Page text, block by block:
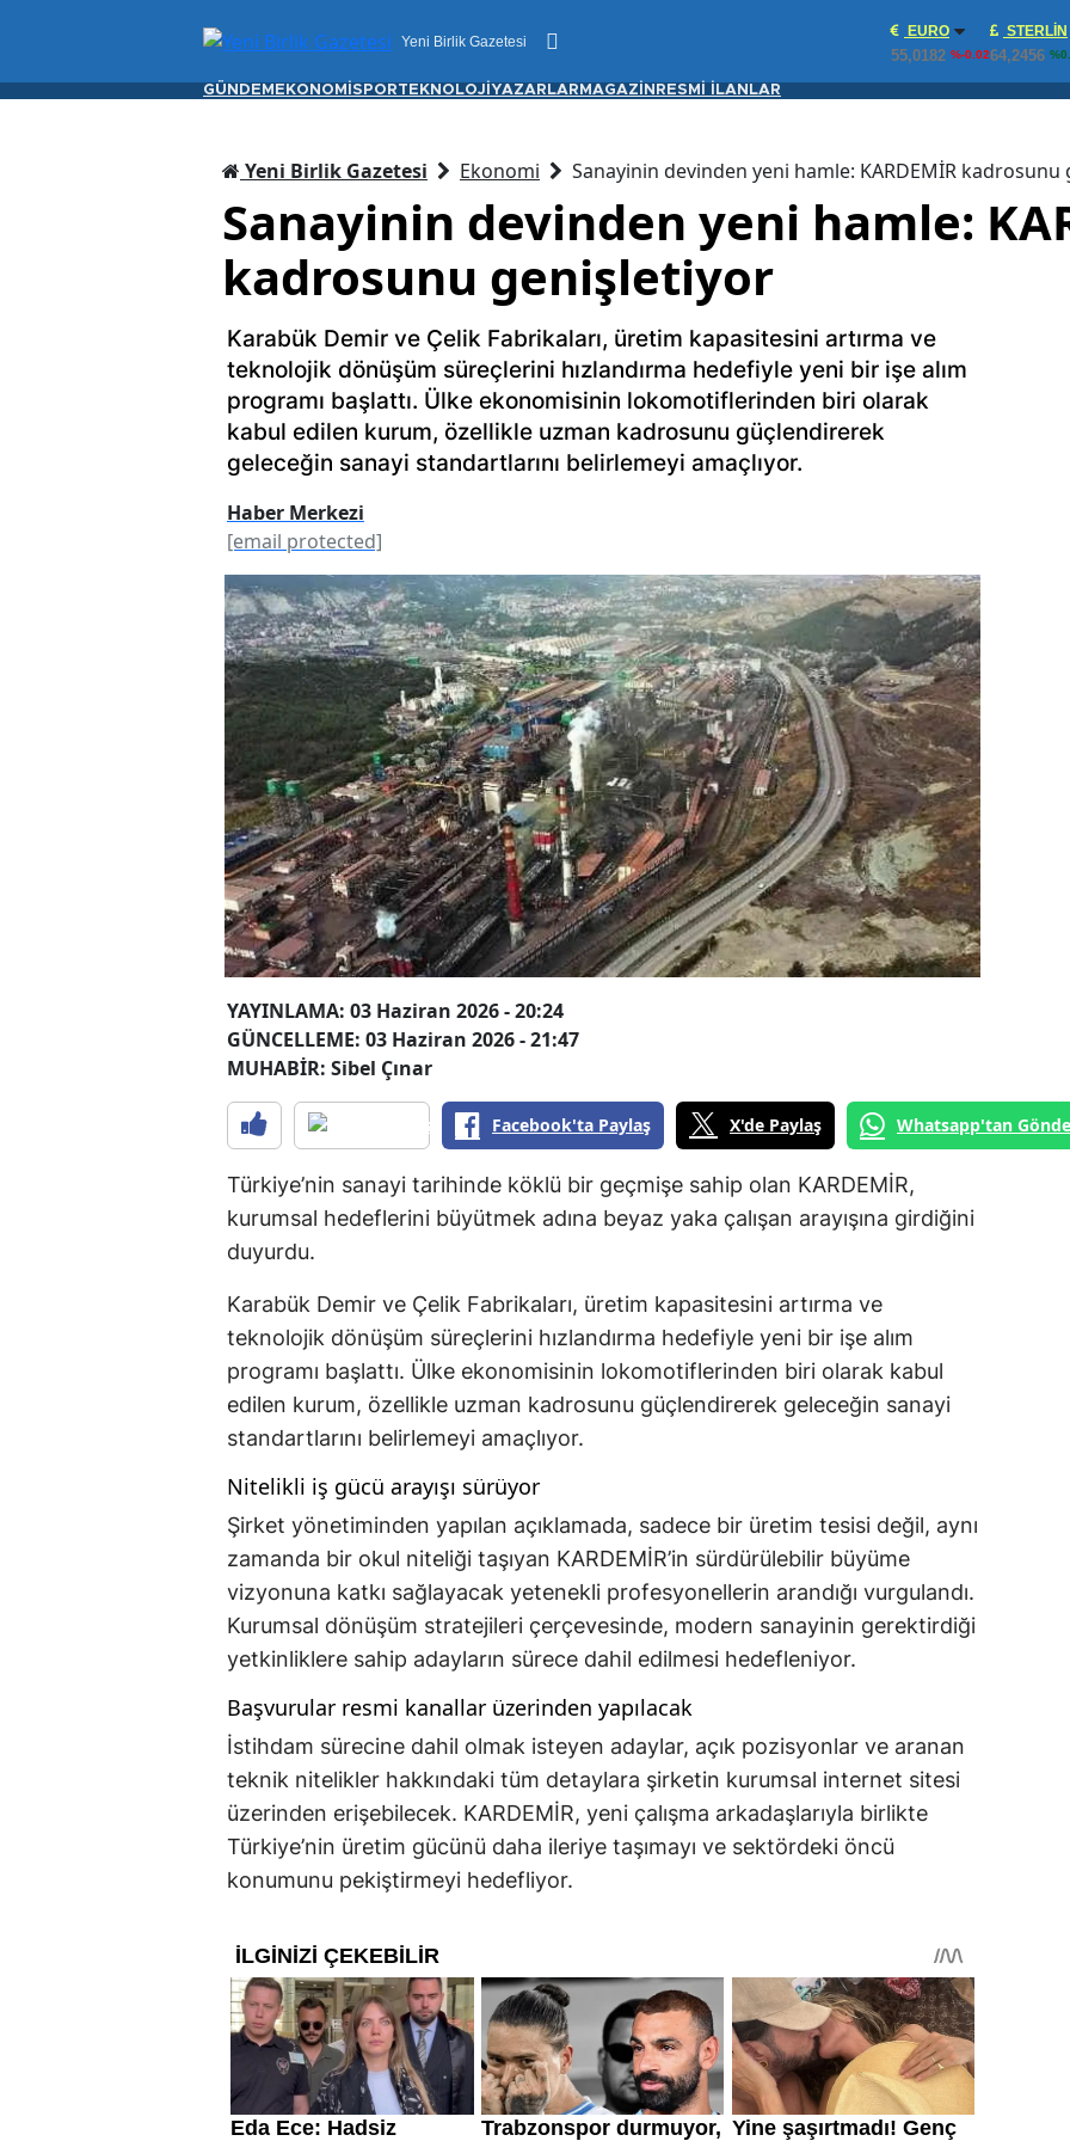
Yeni Birlik Gazetesi
EURO
55,0182 %-0.02
STERLIN
64,2456
GÜNDEM EKONOMİ SPORTEKNOLOJİ YAZARLAR MAGAZİN RESMİ İLANLAR
Yeni Birlik Gazetesi Ekonomi Sanayinin devinden yeni hamle: KARDEMİR
Sanayinin devinden yeni hamle:
kadrosunu genişletiyor
Karabük Demir ve Çelik Fabrikaları, üretim kapasitesini artırma ve
teknolojik dönüşüm süreçlerini hızlandırma hedefiyle yeni bir işe alım
programı başlattı. Ülke ekonomisinin lokomotiflerinden biri olarak
kabul edilen kurum, özellikle uzman kadrosunu güçlendirerek
geleceğin sanayi standartlarını belirlemeyi amaçlıyor.
Haber Merkezi
[email protected]
YAYINLAMA: 03 Haziran 2026 - 20:24
GÜNCELLEME: 03 Haziran 2026 - 21:47
MUHABİR: Sibel Çınar
Facebook'ta Paylaş X'de Paylaş Whatsapp'tan
Türkiye’nin sanayi tarihinde köklü bir geçmişe sahip olan KARDEMİR,
kurumsal hedeflerini büyütmek adına beyaz yaka çalışan arayışına girdiğini
duyurdu.
Karabük Demir ve Çelik Fabrikaları, üretim kapasitesini artırma ve
teknolojik dönüşüm süreçlerini hızlandırma hedefiyle yeni bir işe alım
programı başlattı. Ülke ekonomisinin lokomotiflerinden biri olarak kabul
edilen kurum, özellikle uzman kadrosunu güçlendirerek geleceğin sanayi
standartlarını belirlemeyi amaçlıyor.
Nitelikli iş gücü arayışı sürüyor
Şirket yönetiminden yapılan açıklamada, sadece bir üretim tesisi değil, aynı
zamanda bir okul niteliği taşıyan KARDEMİR’in sürdürülebilir büyüme
vizyonuna katkı sağlayacak yetenekli profesyonellerin arandığı vurgulandı.
Kurumsal dönüşüm stratejileri çerçevesinde, modern sanayinin gerektirdiği
yetkinliklere sahip adayların sürece dahil edilmesi hedefleniyor.
Başvurular resmi kanallar üzerinden yapılacak
İstihdam sürecine dahil olmak isteyen adaylar, açık pozisyonlar ve aranan
teknik nitelikler hakkındaki tüm detaylara şirketin kurumsal internet sitesi
üzerinden erişebilecek. KARDEMİR, yeni çalışma arkadaşlarıyla birlikte
Türkiye’nin üretim gücünü daha ileriye taşımayı ve sektördeki öncü
konumunu pekiştirmeyi hedefliyor.